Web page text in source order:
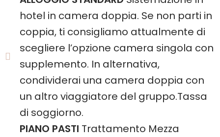
hotel in camera doppia. Se non parti in
coppia, ti consigliamo attualmente di
scegliere l’opzione camera singola con
supplemento. In alternativa,
condividerai una camera doppia con
un altro viaggiatore del gruppo.Tassa
di soggiorno.
PIANO PASTI Trattamento Mezza